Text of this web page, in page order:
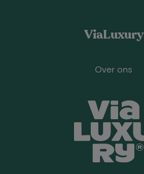
ViaLuxury
Over ons